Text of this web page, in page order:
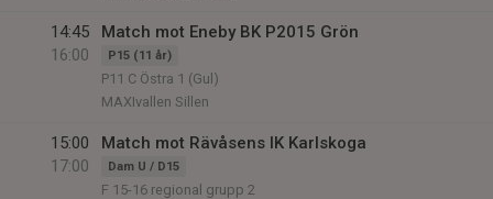
14:45
16:00
Match mot Eneby BK P2015 Grön
P15 (11 år)
P11 C Östra 1 (Gul)
MAXIvallen Sillen
15:00
17:00
Match mot Rävåsens IK Karlskoga
Dam U / D15
F 15-16 regional grupp 2